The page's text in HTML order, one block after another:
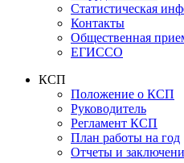
Статистическая
Контакты
Общественная
ЕГИССО
КСП
Положение о КСП
Руководитель
Регламент КСП
План работы на год
Отчеты и